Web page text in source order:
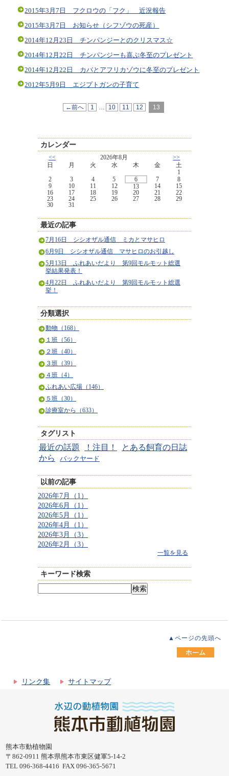
2015年3月7日 フクロウの「フク」 近況報告
2015年3月7日 お知らせ（シフゾウの死産）
2014年12月23日 チンパンジーとのクリスマス☆
2014年12月22日 チンパンジーも喜ぶ冬至のプレゼント
2014年12月22日 カバとアフリカゾウに冬至のプレゼント
2012年5月9日 エジプトガンの子育て
←前へ 1 10 11 12 13
カレンダー
<< 2026年8月
>>
日
月 火 水 木 金
土
1
2
3 4 5 6 7
8
9
10 11 12 13 14
15
16
17 18 19 20 21
22
23
24 25 26 27 28
29
30
31
最近の記事
7月16日 シシオザル通信 ミカとマサヒロ
6月9日 シシオザル通信 マサヒロのお引越し
5月13日 ふれあいだより 第9回モルモット総選
挙結果発表！
4月22日 ふれあいだより 第9回モルモット総選
挙！
分類選択
動物（168）
１班（56）
２班（40）
３班（39）
４班（4）
ふれあい広場（146）
５班（30）
診療室から（633）
タグリスト
最近の話題 ！注目！
とある飼育の日誌
から
バックヤード
以前の記事
2026年7月（1）
2026年6月（1）
2026年5月（1）
2026年4月（1）
2026年3月（3）
2026年2月（3）
一覧を見る
キーワード検索
▲ページの先頭へ
リンク集 サイトマップ
熊本市動植物園
〒862-0911 熊本県熊本市東区健軍5-14-2
TEL 096-368-4416 FAX 096-365-5671